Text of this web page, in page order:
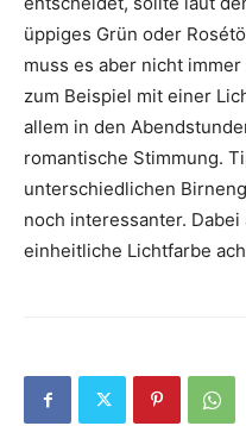
üppiges Grün oder
muss es aber nicht
zum Beispiel mit einer
allem in den
romantische Stimmung.
unterschiedlichen
noch interessanter.
einheitliche Lichtfarbe